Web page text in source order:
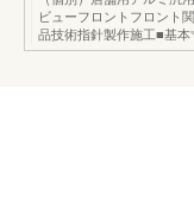
ビューフロントフロント
品技術指針製作施工■基